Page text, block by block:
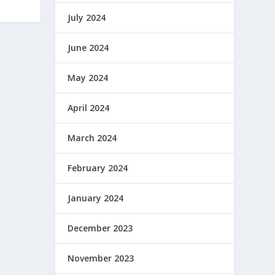
July 2024
June 2024
May 2024
April 2024
March 2024
February 2024
January 2024
December 2023
November 2023